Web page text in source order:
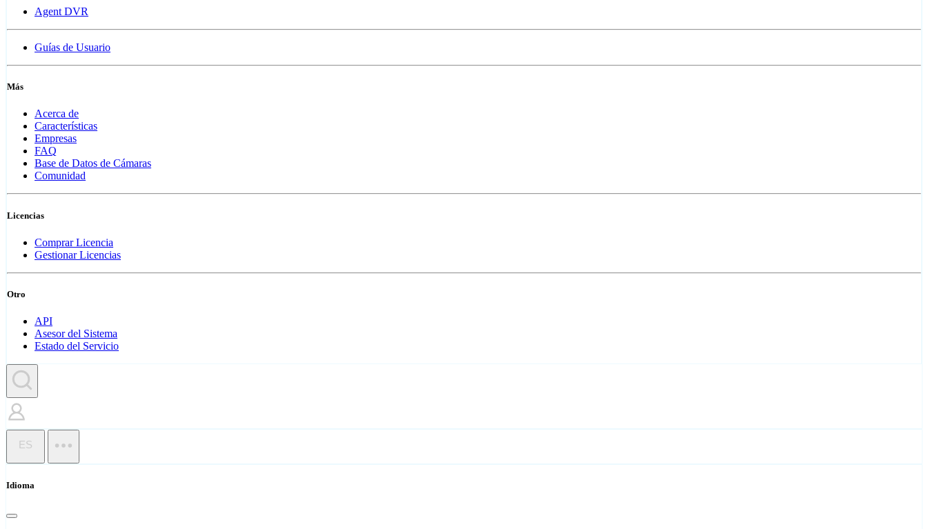
Agent DVR
Guías de Usuario
Más
Acerca de
Características
Empresas
FAQ
Base de Datos de Cámaras
Comunidad
Licencias
Comprar Licencia
Gestionar Licencias
Otro
API
Asesor del Sistema
Estado del Servicio
ES
Idioma